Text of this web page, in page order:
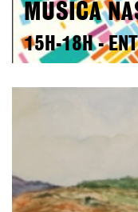
MÚSICA
15H-18H -